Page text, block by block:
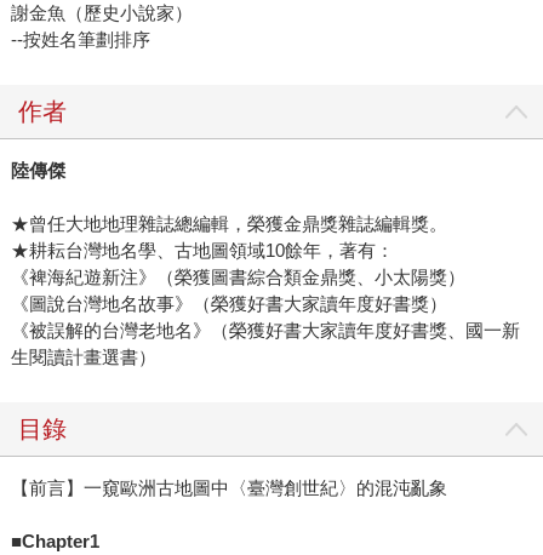
謝金魚（歷史小說家）
--按姓名筆劃排序
作者
陸傳傑
★曾任大地地理雜誌總編輯，榮獲金鼎獎雜誌編輯獎。
★耕耘台灣地名學、古地圖領域10餘年，著有：
《裨海紀遊新注》（榮獲圖書綜合類金鼎獎、小太陽獎）
《圖說台灣地名故事》（榮獲好書大家讀年度好書獎）
《被誤解的台灣老地名》（榮獲好書大家讀年度好書獎、國一新
生閱讀計畫選書）
目錄
【前言】一窺歐洲古地圖中〈臺灣創世紀〉的混沌亂象
■Chapter1